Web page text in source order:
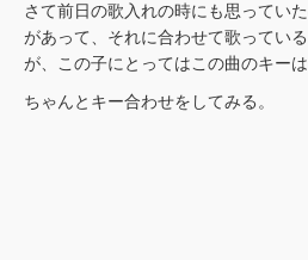
さて前日の歌入れの時にも思ってい
があって、それに合わせて歌ってい
が、この子にとってはこの曲のキー
ちゃんとキー合わせをしてみる。